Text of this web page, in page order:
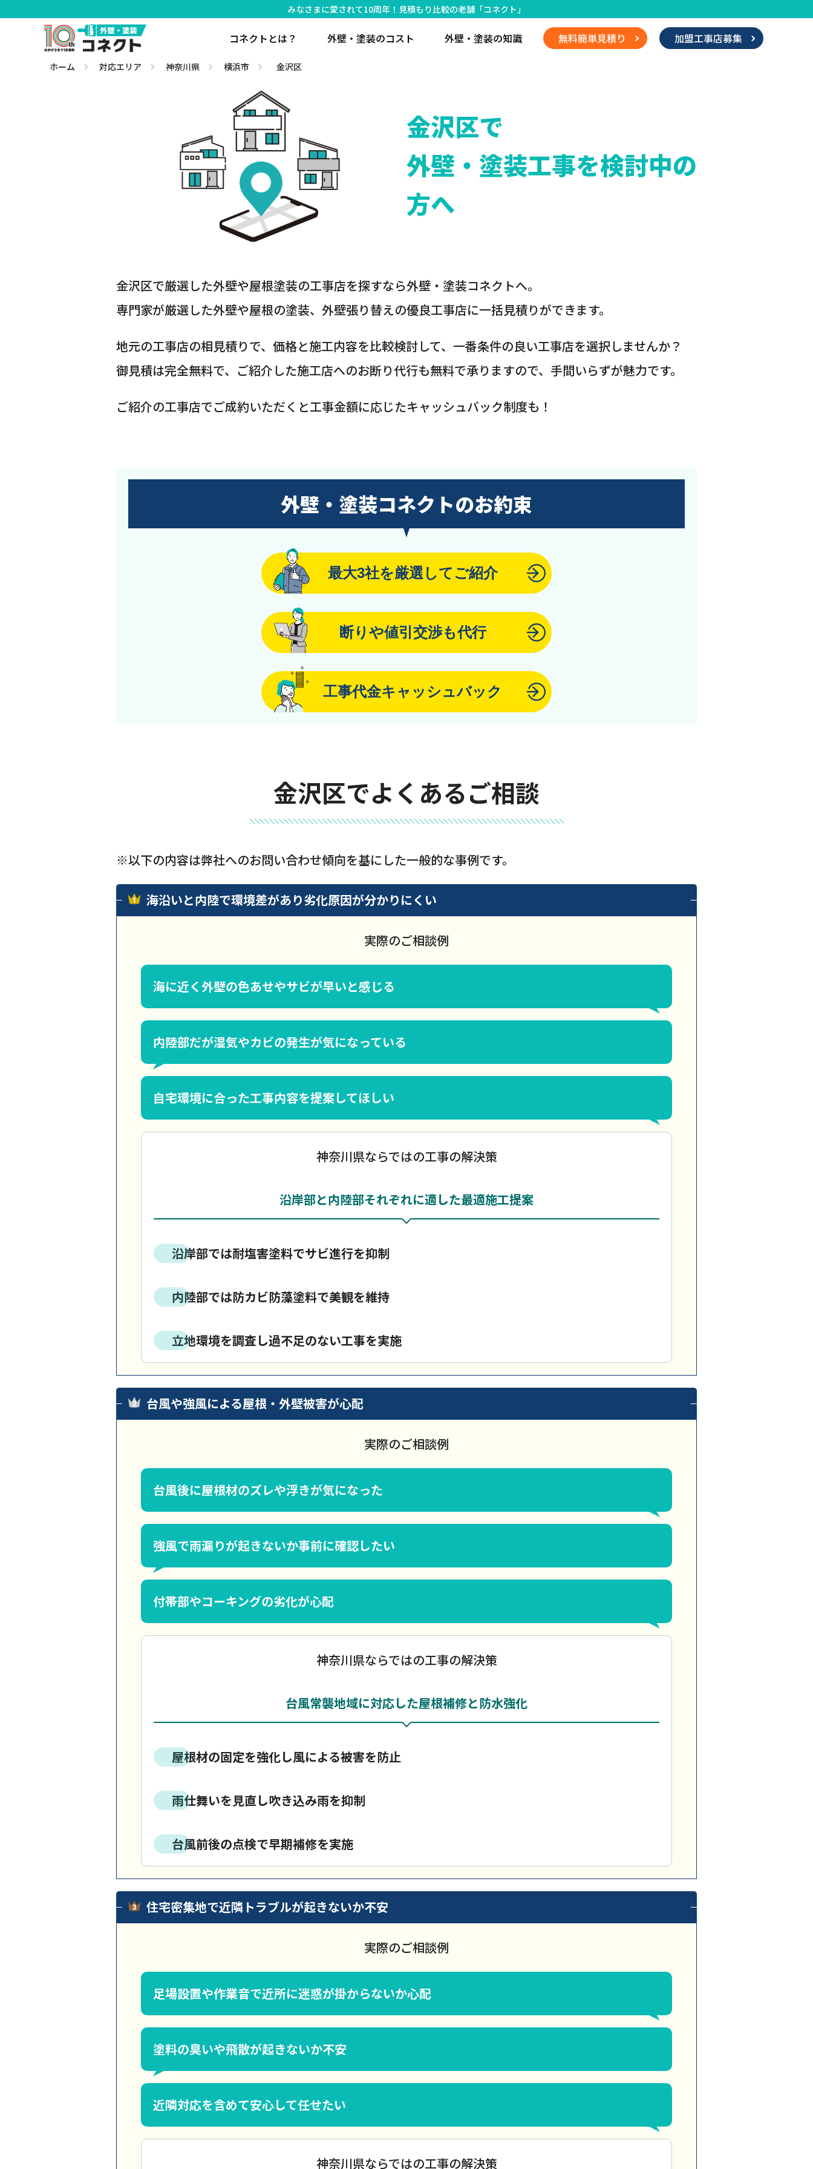
みなさまに愛されて10周年！見積もり比較の老舗「コネクト」
コネクトとは？ 外壁・塗装のコスト 外壁・塗装の知識 無料簡単見積り 加盟工事店募集
ホーム 対応エリア 神奈川県 横浜市 金沢区
金沢区で
外壁・塗装工事を検討中の
方へ
金沢区で厳選した外壁や屋根塗装の工事店を探すなら外壁・塗装コネクトへ。
専門家が厳選した外壁や屋根の塗装、外壁張り替えの優良工事店に一括見積りができます。
地元の工事店の相見積りで、価格と施工内容を比較検討して、一番条件の良い工事店を選択しませんか？
御見積は完全無料で、ご紹介した施工店へのお断り代行も無料で承りますので、手間いらずが魅力です。
ご紹介の工事店でご成約いただくと工事金額に応じたキャッシュバック制度も！
外壁・塗装コネクトのお約束
最大3社を厳選してご紹介
断りや値引交渉も代行
工事代金キャッシュバック
金沢区でよくあるご相談
※以下の内容は弊社へのお問い合わせ傾向を基にした一般的な事例です。
海沿いと内陸で環境差があり劣化原因が分かりにくい
実際のご相談例
海に近く外壁の色あせやサビが早いと感じる
内陸部だが湿気やカビの発生が気になっている
自宅環境に合った工事内容を提案してほしい
神奈川県ならではの工事の解決策
沿岸部と内陸部それぞれに適した最適施工提案
沿岸部では耐塩害塗料でサビ進行を抑制
内陸部では防カビ防藻塗料で美観を維持
立地環境を調査し過不足のない工事を実施
台風や強風による屋根・外壁被害が心配
実際のご相談例
台風後に屋根材のズレや浮きが気になった
強風で雨漏りが起きないか事前に確認したい
付帯部やコーキングの劣化が心配
神奈川県ならではの工事の解決策
台風常襲地域に対応した屋根補修と防水強化
屋根材の固定を強化し風による被害を防止
雨仕舞いを見直し吹き込み雨を抑制
台風前後の点検で早期補修を実施
住宅密集地で近隣トラブルが起きないか不安
実際のご相談例
足場設置や作業音で近所に迷惑が掛からないか心配
塗料の臭いや飛散が起きないか不安
近隣対応を含めて安心して任せたい
神奈川県ならではの工事の解決策